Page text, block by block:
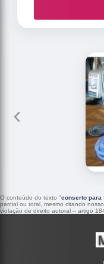
‹
O conteúdo do texto "conserto para
parcial ou total, mesmo citando
violação de direito autoral – artigo